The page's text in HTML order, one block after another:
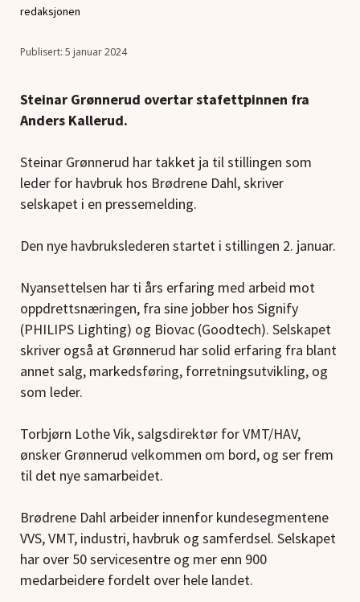
redaksjonen
5 januar 2024
Steinar Grønnerud overtar stafettpinnen fra
Anders Kallerud.
Steinar Grønnerud har takket ja til stillingen som
leder for havbruk hos Brødrene Dahl, skriver
selskapet i en pressemelding.
Den nye havbrukslederen startet i stillingen 2. januar.
Nyansettelsen har ti års erfaring med arbeid mot
oppdrettsnæringen, fra sine jobber hos Signify
(PHILIPS Lighting) og Biovac (Goodtech). Selskapet
skriver også at Grønnerud har solid erfaring fra blant
annet salg, markedsføring, forretningsutvikling, og
som leder.
Torbjørn Lothe Vik, salgsdirektør for VMT/HAV,
ønsker Grønnerud velkommen om bord, og ser frem
til det nye samarbeidet.
Brødrene Dahl arbeider innenfor kundesegmentene
VVS, VMT, industri, havbruk og samferdsel. Selskapet
har over 50 servicesentre og mer enn 900
medarbeidere fordelt over hele landet.